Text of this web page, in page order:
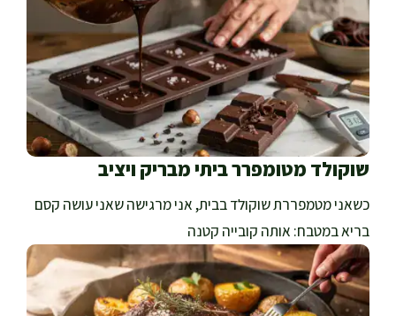
שוקולד מטומפרר ביתי מבריק ויציב
כשאני מטמפררת שוקולד בבית, אני מרגישה שאני עושה קסם
בריא במטבח: אותה קובייה קטנה